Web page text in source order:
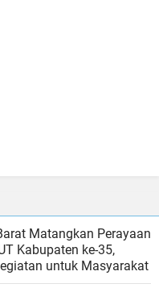
Matangkan Perayaan
Kabupaten ke-35,
untuk Masyarakat